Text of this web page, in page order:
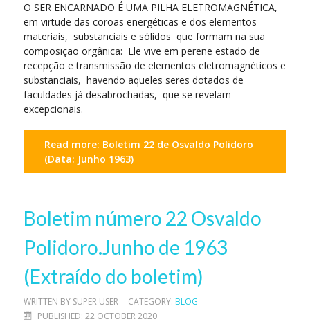
O SER ENCARNADO É UMA PILHA ELETROMAGNÉTICA,
em virtude das coroas energéticas e dos elementos
materiais, substanciais e sólidos que formam na sua
composição orgânica: Ele vive em perene estado de
recepção e transmissão de elementos eletromagnéticos e
substanciais, havendo aqueles seres dotados de
faculdades já desabrochadas, que se revelam
excepcionais.
Read more: Boletim 22 de Osvaldo Polidoro
(Data: Junho 1963)
Boletim número 22 Osvaldo
Polidoro.Junho de 1963
(Extraído do boletim)
WRITTEN BY SUPER USER CATEGORY: BLOG
PUBLISHED: 22 OCTOBER 2020